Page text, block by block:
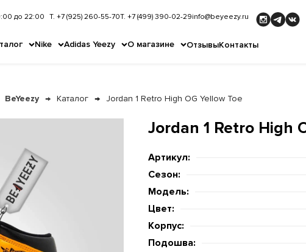
Nike Adidas Yeezy О магазине ОтзывыКонтакты
до 22:00 Т. +7 (925) 260-55-70Т. +7 (499) 390-02-29info@beyeezy.ru
BeYeezy Каталог Jordan 1 Retro High OG Yellow Toe
Jordan 1 Retro High
Артикул:
Сезон:
Модель:
Цвет:
Корпус:
Подошва: